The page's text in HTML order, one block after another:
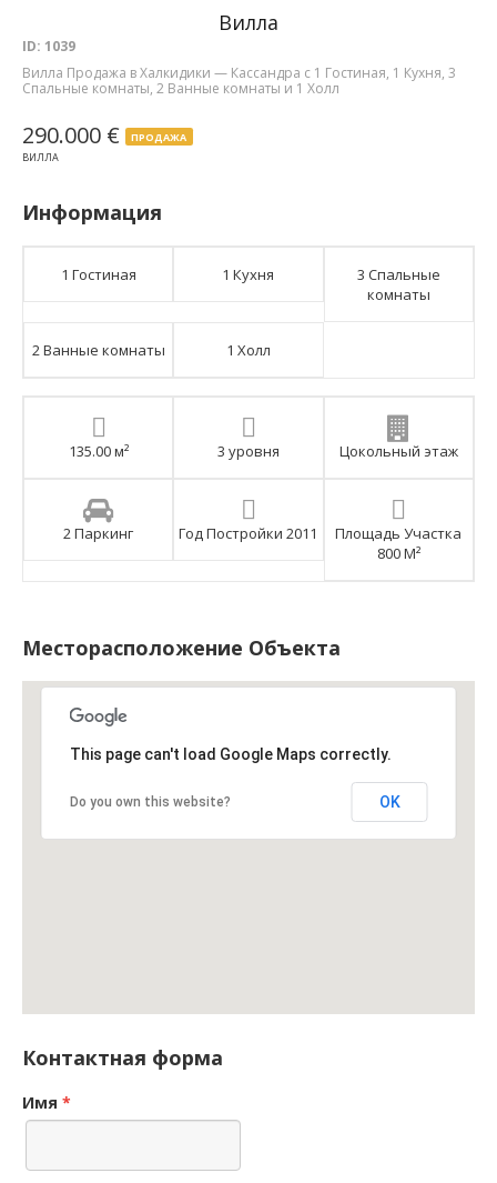
Вилла
ID: 1039
Вилла Продажа в Халкидики — Кассандра с 1 Гостиная, 1 Кухня, 3
Спальные комнаты, 2 Ванные комнаты и 1 Холл
290.000 €
ПРОДАЖА
ВИЛЛА
Информация
1 Гостиная 1 Кухня
3 Спальные
комнаты
2 Ванные комнаты 1 Холл
135.00 м² 3 уровня Цокольный этаж
2 Паркинг Год Постройки 2011
Площадь Участка
800 М²
Месторасположение Объекта
This page can't load Google Maps correctly.
Do you own this website? OK
Контактная форма
Имя *